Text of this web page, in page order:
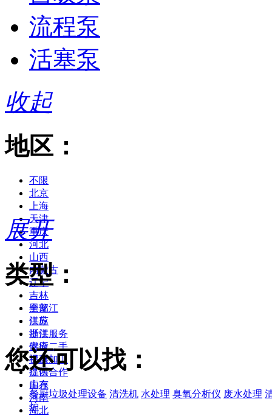
流程泵
活塞泵
收起
地区：
不限
北京
上海
天津
重庆
河北
山西
内蒙古
辽宁
吉林
黑龙江
江苏
浙江
安徽
福建
江西
山东
河南
湖北
展开
类型：
全部
供应
提供服务
供应二手
提供加工
提供合作
库存
您还可以找：
餐厨垃圾处理设备 清洗机 水处理 臭氧分析仪 废水处理
炉